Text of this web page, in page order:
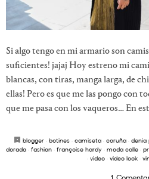
Si algo tengo en mi armario son
suficientes! jajaj Hoy estreno mi
blancas, con tiras, manga larga, de
ellas! Pero es que me las pongo con
que me pasa con los vaqueros… En
blogger · botines · camiseta · coruña · denia
dorada · fashion · françoise hardy · moda calle ·
· video· video look·